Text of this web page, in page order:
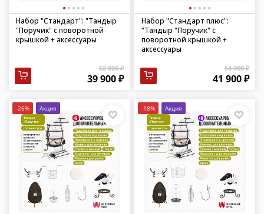
Набор "Стандарт": "Тандыр
"Поручик" с поворотной
крышкой + аксессуары
52 000 ₽
39 900 ₽
Набор "Стандарт плюс":
"Тандыр "Поручик" с
поворотной крышкой +
аксессуары
54 000 ₽
41 900 ₽
-26% Акция -18% Акция